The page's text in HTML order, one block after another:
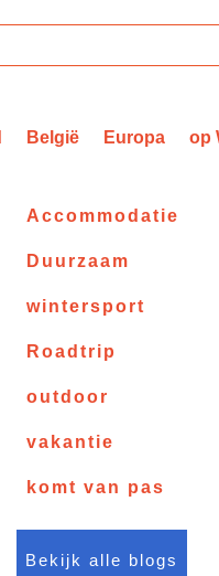
België Europa op
Accommodatie
Duurzaam
wintersport
Roadtrip
outdoor
vakantie
komt van pas
Bekijk alle blogs